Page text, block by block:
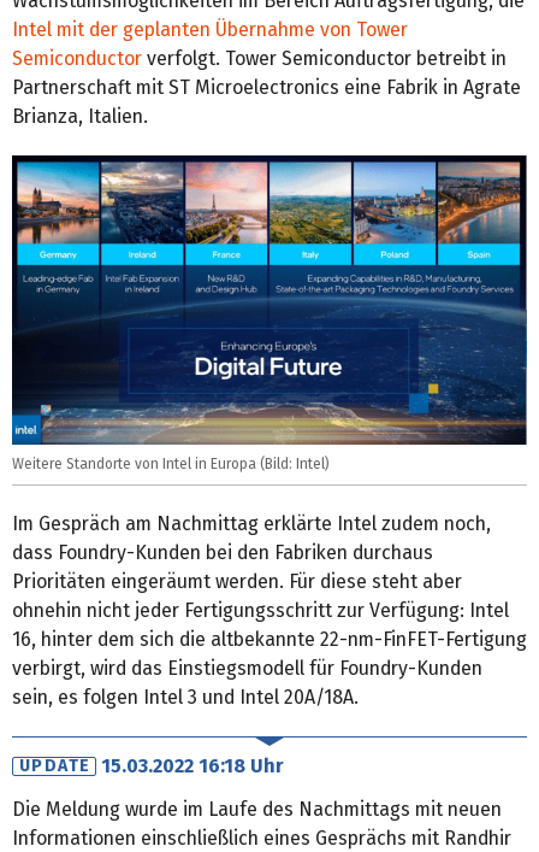
Intel mit der geplanten Übernahme von Tower
Semiconductor verfolgt. Tower Semiconductor betreibt in
Partnerschaft mit ST Microelectronics eine Fabrik in Agrate
Brianza, Italien.
Weitere Standorte von Intel in Europa (Bild: Intel)
Im Gespräch am Nachmittag erklärte Intel zudem noch,
dass Foundry-Kunden bei den Fabriken durchaus
Prioritäten eingeräumt werden. Für diese steht aber
ohnehin nicht jeder Fertigungsschritt zur Verfügung: Intel
16, hinter dem sich die altbekannte 22-nm-FinFET-Fertigung
verbirgt, wird das Einstiegsmodell für Foundry-Kunden
sein, es folgen Intel 3 und Intel 20A/18A.
UPDATE
15.03.2022 16:18 Uhr
Die Meldung wurde im Laufe des Nachmittags mit neuen
Informationen einschließlich eines Gesprächs mit Randhir